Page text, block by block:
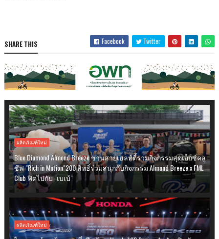
SHARE THIS Facebook Twitter
ผลิตภัณฑ์ใหม่
Blue Diamond Almond Breeze ชวนสายเฮลท์ตี้ร่วมกิจกรรมสุดเอ็กซ์คลู
ซีฟ "Rich in Motion"200 สิทธิ์ร่วมสนุกกับกิจกรรม Almond Breeze x FML
Club ฟิตไปกับ "เบเบ้"
ผลิตภัณฑ์ใหม่